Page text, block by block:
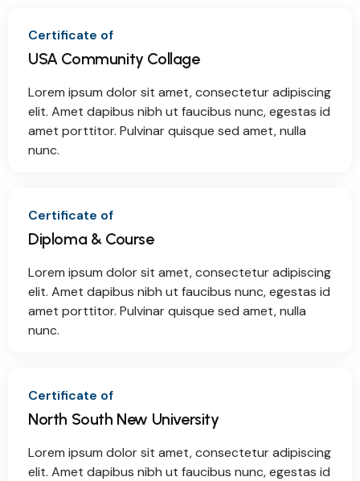
Certificate of
USA Community Collage
Lorem ipsum dolor sit amet, consectetur adipiscing
elit. Amet dapibus nibh ut faucibus nunc, egestas id
amet porttitor. Pulvinar quisque sed amet, nulla
nunc.
Certificate of
Diploma & Course
Lorem ipsum dolor sit amet, consectetur adipiscing
elit. Amet dapibus nibh ut faucibus nunc, egestas id
amet porttitor. Pulvinar quisque sed amet, nulla
nunc.
Certificate of
North South New University
Lorem ipsum dolor sit amet, consectetur adipiscing
elit. Amet dapibus nibh ut faucibus nunc, egestas id